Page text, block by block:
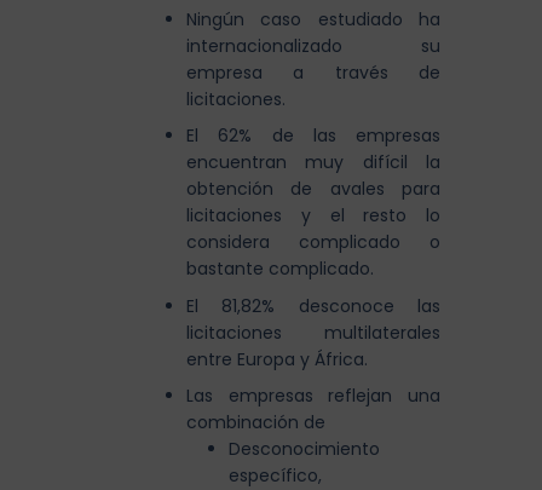
Ningún caso estudiado ha
internacionalizado su
empresa a través de
licitaciones.
El 62% de las empresas
encuentran muy difícil la
obtención de avales para
licitaciones y el resto lo
considera complicado o
bastante complicado.
El 81,82% desconoce las
licitaciones multilaterales
entre Europa y África.
Las empresas reflejan una
combinación de
Desconocimiento
específico,